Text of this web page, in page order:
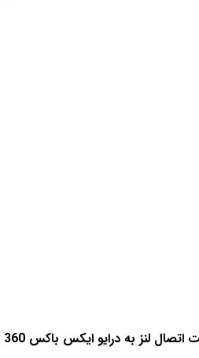
اتصال لنز به درایو ایکس باکس 360